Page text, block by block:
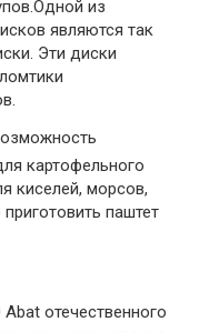
из
являются так
Эти диски
картофельного
киселей, морсов,
паштет
отечественного